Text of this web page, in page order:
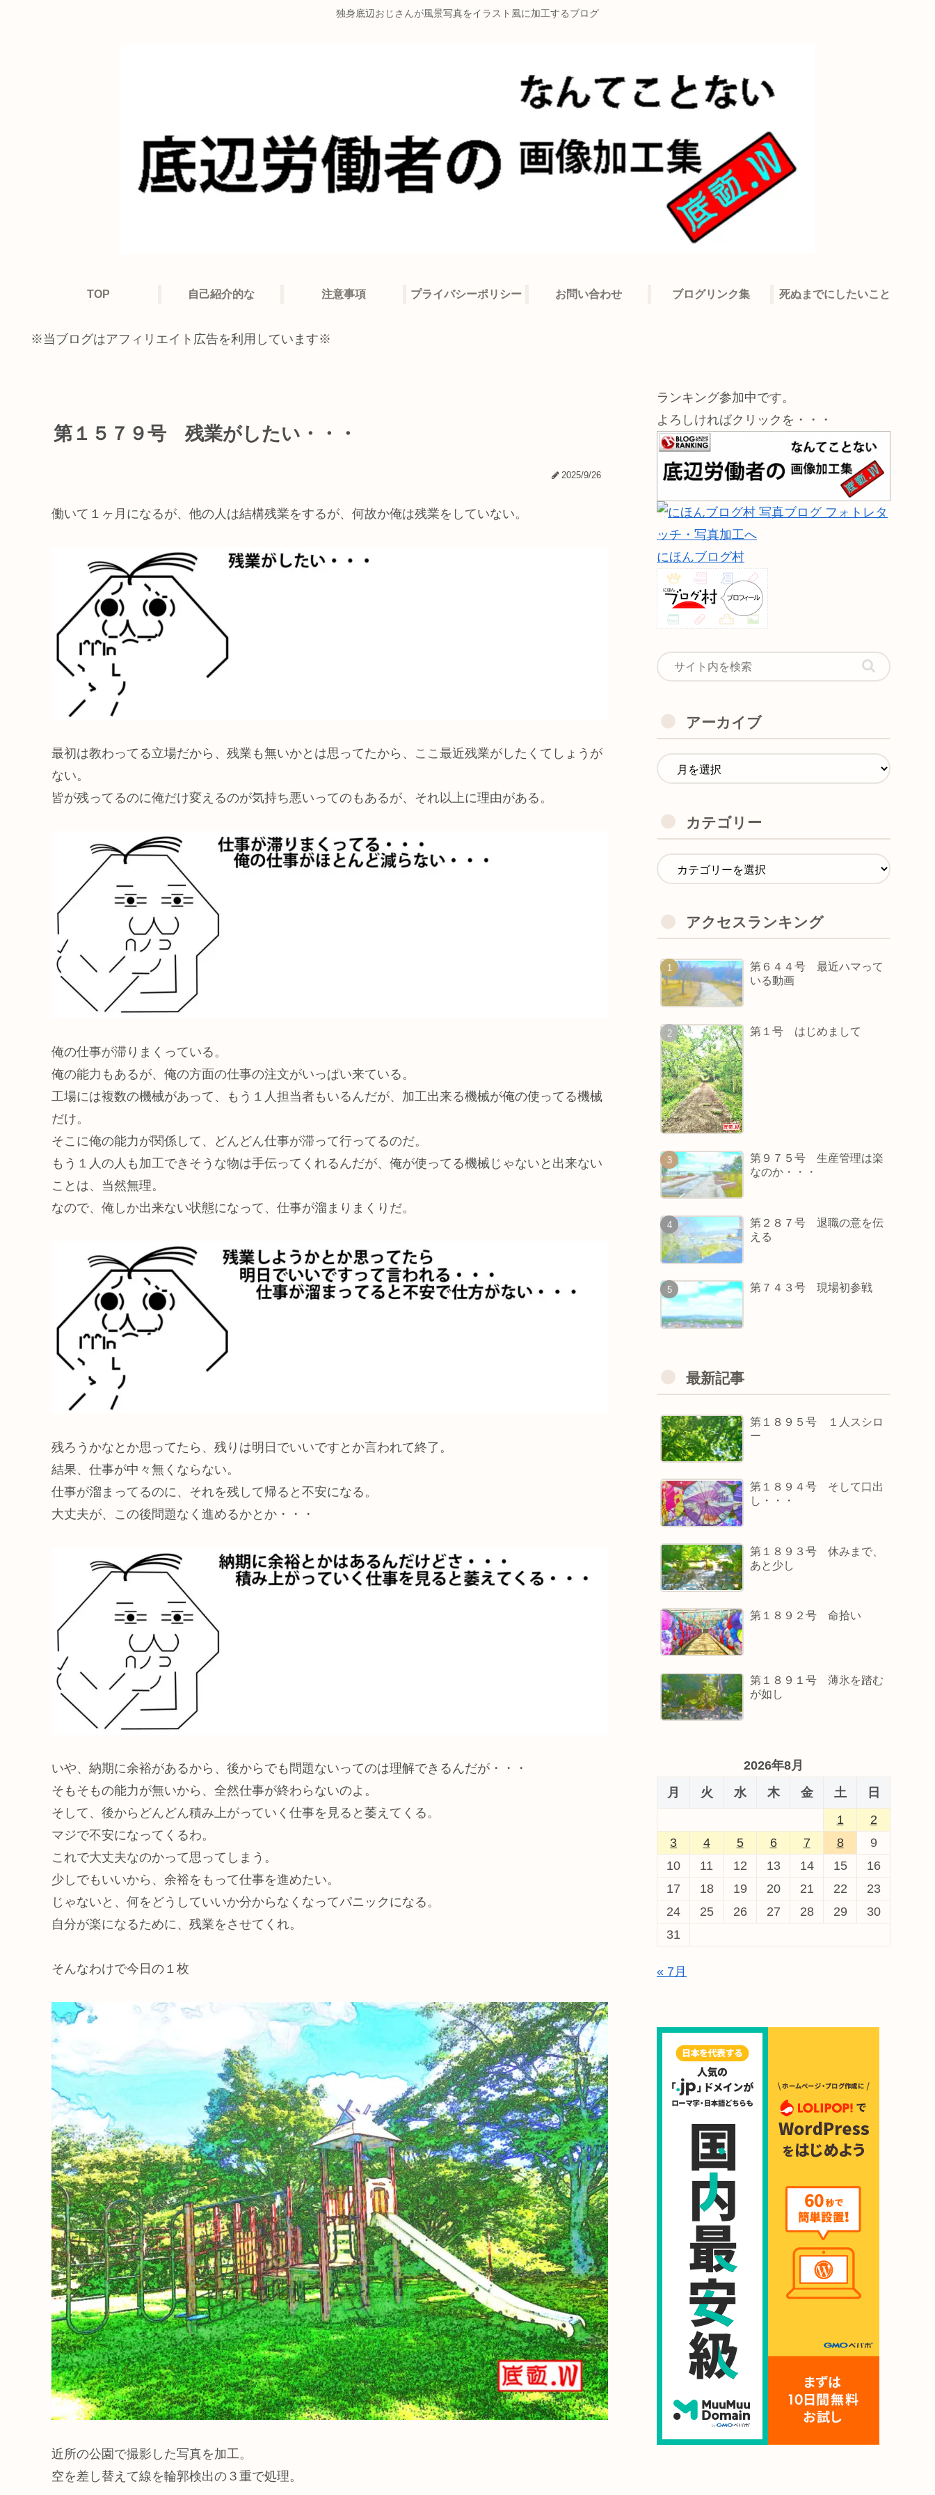
独身底辺おじさんが風景写真をイラスト風に加工するブログ
TOP 自己紹介的な 注意事項 プライバシーポリシー お問い合わせ ブログリンク集 死ぬまでにしたいこと
※当ブログはアフィリエイト広告を利用しています※
第１５７９号 残業がしたい・・・
2025/9/26
働いて１ヶ月になるが、他の人は結構残業をするが、何故か俺は残業をしていない。
最初は教わってる立場だから、残業も無いかとは思ってたから、ここ最近残業がしたくてしょうが
ない。
皆が残ってるのに俺だけ変えるのが気持ち悪いってのもあるが、それ以上に理由がある。
俺の仕事が滞りまくっている。
俺の能力もあるが、俺の方面の仕事の注文がいっぱい来ている。
工場には複数の機械があって、もう１人担当者もいるんだが、加工出来る機械が俺の使ってる機械
だけ。
そこに俺の能力が関係して、どんどん仕事が滞って行ってるのだ。
もう１人の人も加工できそうな物は手伝ってくれるんだが、俺が使ってる機械じゃないと出来ない
ことは、当然無理。
なので、俺しか出来ない状態になって、仕事が溜まりまくりだ。
残ろうかなとか思ってたら、残りは明日でいいですとか言われて終了。
結果、仕事が中々無くならない。
仕事が溜まってるのに、それを残して帰ると不安になる。
大丈夫が、この後問題なく進めるかとか・・・
いや、納期に余裕があるから、後からでも問題ないってのは理解できるんだが・・・
そもそもの能力が無いから、全然仕事が終わらないのよ。
そして、後からどんどん積み上がっていく仕事を見ると萎えてくる。
マジで不安になってくるわ。
これで大丈夫なのかって思ってしまう。
少しでもいいから、余裕をもって仕事を進めたい。
じゃないと、何をどうしていいか分からなくなってパニックになる。
自分が楽になるために、残業をさせてくれ。
そんなわけで今日の１枚
近所の公園で撮影した写真を加工。
空を差し替えて線を輪郭検出の３重で処理。
ランキング参加中です。
よろしければクリックを・・・
にほんブログ村
アーカイブ
カテゴリー
アクセスランキング
第６４４号 最近ハマって
いる動画
第１号 はじめまして
第９７５号 生産管理は楽
なのか・・・
第２８７号 退職の意を伝
える
第７４３号 現場初参戦
最新記事
第１８９５号 １人スシロ
ー
第１８９４号 そして口出
し・・・
第１８９３号 休みまで、
あと少し
第１８９２号 命拾い
第１８９１号 薄氷を踏む
が如し
2026年8月
月
火 水 木 金 土
日
1
2
3
4 5 6 7 8
9
10
11 12 13 14 15
16
17
18 19 20 21 22
23
24
25 26 27 28 29
30
31
« 7月